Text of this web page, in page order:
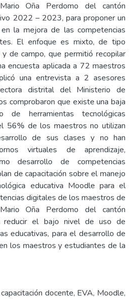
Oña Perdomo del cantón
2022 – 2023, para proponer un
la mejora de las competencias
El enfoque es mixto, de tipo
de campo, que permitió recopilar
encuesta aplicada a 72 maestros
una entrevista a 2 asesores
distrital del Ministerio de
comprobaron que existe una baja
herramientas tecnológicas
56% de los maestros no utilizan
de sus clases y no han
virtuales de aprendizaje,
desarrollo de competencias
de capacitación sobre el manejo
educativa Moodle para el
digitales de los maestros de
Oña Perdomo del cantón
reducir el bajo nivel de uso de
educativas, para el desarrollo de
los maestros y estudiantes de la
docente, EVA, Moodle,